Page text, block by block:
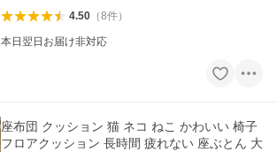
4.50（8件）
本日翌日お届け非対応
座布団 クッション 猫 ネコ ねこ かわいい 椅子
フロアクッション 長時間 疲れない 座ぶとん 大